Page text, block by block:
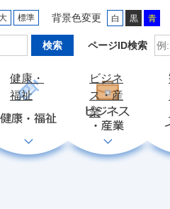
標準 背景色変更 白 黒 青
ページID検索
ID
検
健康・
福祉
ビジネ
ス・産
業